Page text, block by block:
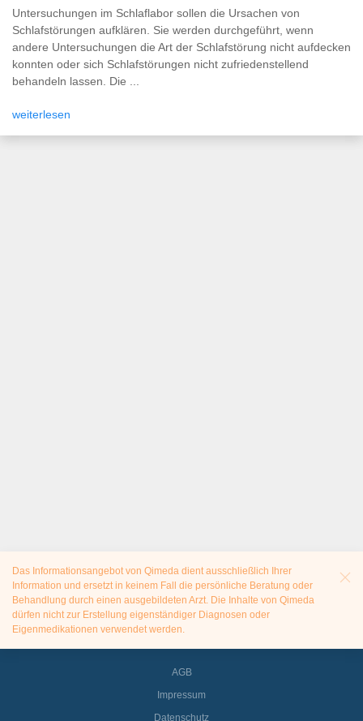
Untersuchungen im Schlaflabor sollen die Ursachen von
Schlafstörungen aufklären. Sie werden durchgeführt, wenn
andere Untersuchungen die Art der Schlafstörung nicht aufdecken
konnten oder sich Schlafstörungen nicht zufriedenstellend
behandeln lassen. Die ...
weiterlesen
Das Informationsangebot von Qimeda dient ausschließlich Ihrer
Information und ersetzt in keinem Fall die persönliche Beratung oder
Behandlung durch einen ausgebildeten Arzt. Die Inhalte von Qimeda
dürfen nicht zur Erstellung eigenständiger Diagnosen oder
Eigenmedikationen verwendet werden.
AGB
Impressum
Datenschutz